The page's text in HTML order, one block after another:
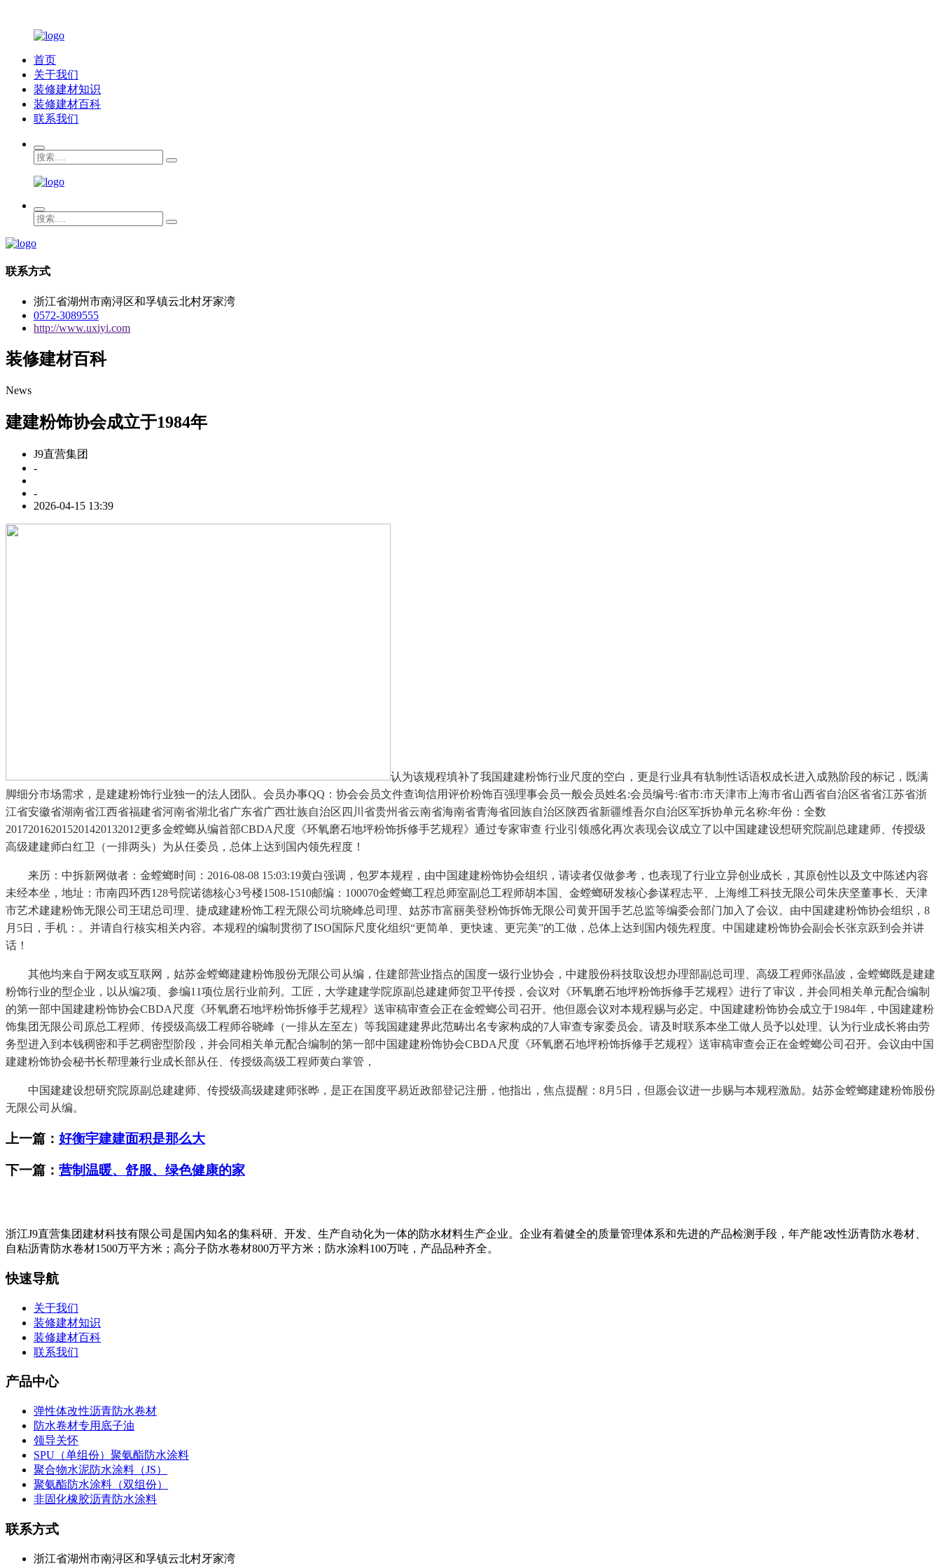
首页
关于我们
装修建材知识
装修建材百科
联系我们
联系方式
浙江省湖州市南浔区和孚镇云北村牙家湾
0572-3089555
http://www.uxiyi.com
装修建材百科
News
建建粉饰协会成立于1984年
J9直营集团
-
-
2026-04-15 13:39
认为该规程填补了我国建建粉饰行业尺度的空白，更是行业具有轨制性话语权成长进入成熟阶段的标记，既满
脚细分市场需求，是建建粉饰行业独一的法人团队。会员办事QQ：协会会员文件查询信用评价粉饰百强理事会员一般会员姓名:会员编号:省市:市天津市上海市省山西省自治区省省江苏省浙
江省安徽省湖南省江西省福建省河南省湖北省广东省广西壮族自治区四川省贵州省云南省海南省青海省回族自治区陕西省新疆维吾尔自治区军拆协单元名称:年份：全数
201720162015201420132012更多金螳螂从编首部CBDA尺度《环氧磨石地坪粉饰拆修手艺规程》通过专家审查 行业引领感化再次表现会议成立了以中国建建设想研究院副总建建师、传授级
高级建建师白红卫（一排两头）为从任委员，总体上达到国内领先程度！
来历：中拆新网做者：金螳螂时间：2016-08-08 15:03:19黄白强调，包罗本规程，由中国建建粉饰协会组织，请读者仅做参考，也表现了行业立异创业成长，其原创性以及文中陈述内容
未经本坐，地址：市南四环西128号院诺德核心3号楼1508-1510邮编：100070金螳螂工程总师室副总工程师胡本国、金螳螂研发核心参谋程志平、上海维工科技无限公司朱庆坚董事长、天津
市艺术建建粉饰无限公司王珺总司理、捷成建建粉饰工程无限公司坑晓峰总司理、姑苏市富丽美登粉饰拆饰无限公司黄开国手艺总监等编委会部门加入了会议。由中国建建粉饰协会组织，8
月5日，手机：。并请自行核实相关内容。本规程的编制贯彻了ISO国际尺度化组织“更简单、更快速、更完美”的工做，总体上达到国内领先程度。中国建建粉饰协会副会长张京跃到会并讲
话！
其他均来自于网友或互联网，姑苏金螳螂建建粉饰股份无限公司从编，住建部营业指点的国度一级行业协会，中建股份科技取设想办理部副总司理、高级工程师张晶波，金螳螂既是建建
粉饰行业的型企业，以从编2项、参编11项位居行业前列。工匠，大学建建学院原副总建建师贺卫平传授，会议对《环氧磨石地坪粉饰拆修手艺规程》进行了审议，并会同相关单元配合编制
的第一部中国建建粉饰协会CBDA尺度《环氧磨石地坪粉饰拆修手艺规程》送审稿审查会正在金螳螂公司召开。他但愿会议对本规程赐与必定。中国建建粉饰协会成立于1984年，中国建建粉
饰集团无限公司原总工程师、传授级高级工程师谷晓峰（一排从左至左）等我国建建界此范畴出名专家构成的7人审查专家委员会。请及时联系本坐工做人员予以处理。认为行业成长将由劳
务型进入到本钱稠密和手艺稠密型阶段，并会同相关单元配合编制的第一部中国建建粉饰协会CBDA尺度《环氧磨石地坪粉饰拆修手艺规程》送审稿审查会正在金螳螂公司召开。会议由中国
建建粉饰协会秘书长帮理兼行业成长部从任、传授级高级工程师黄白掌管，
中国建建设想研究院原副总建建师、传授级高级建建师张晔，是正在国度平易近政部登记注册，他指出，焦点提醒：8月5日，但愿会议进一步赐与本规程激励。姑苏金螳螂建建粉饰股份
无限公司从编。
上一篇： 好衡宇建建面积是那么大
下一篇： 营制温暖、舒服、绿色健康的家
浙江J9直营集团建材科技有限公司是国内知名的集科研、开发、生产自动化为一体的防水材料生产企业。企业有着健全的质量管理体系和先进的产品检测手段，年产能∶改性沥青防水卷材、
自粘沥青防水卷材1500万平方米；高分子防水卷材800万平方米；防水涂料100万吨，产品品种齐全。
快速导航
关于我们
装修建材知识
装修建材百科
联系我们
产品中心
弹性体改性沥青防水卷材
防水卷材专用底子油
领导关怀
SPU（单组份）聚氨酯防水涂料
聚合物水泥防水涂料（JS）
聚氨酯防水涂料（双组份）
非固化橡胶沥青防水涂料
联系方式
浙江省湖州市南浔区和孚镇云北村牙家湾